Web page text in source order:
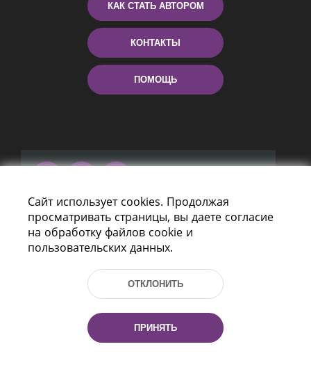
КАК СТАТЬ АВТОРОМ
КОНТАКТЫ
ПОМОЩЬ
Пр-т Независимости 116
г. Минск, Республика Беларусь, 220114
Тел.: (+375 17) 368 37 37, Факс: (+375 17)
Эл. почта: inbox@nlb.by
Все права защищены
Сайт использует cookies. Продолжая
просматривать страницы, вы даете согласие
на обработку файлов cookie и
пользовательских данных.
ОТКЛОНИТЬ
ПРИНЯТЬ